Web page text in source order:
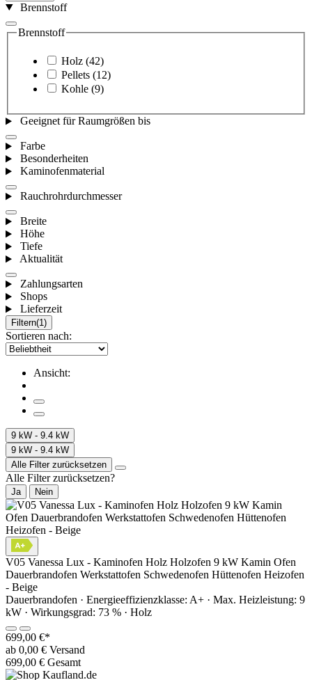
Brennstoff
Brennstoff
Holz (42)
Pellets (12)
Kohle (9)
Geeignet für Raumgrößen bis
Farbe
Besonderheiten
Kaminofenmaterial
Rauchrohrdurchmesser
Breite
Höhe
Tiefe
Aktualität
Zahlungsarten
Shops
Lieferzeit
Filtern(1)
Sortieren nach:
Ansicht:
9 kW - 9.4 kW
9 kW - 9.4 kW
Alle Filter zurücksetzen
Alle Filter zurücksetzen?
Ja Nein
V05 Vanessa Lux - Kaminofen Holz Holzofen 9 kW Kamin Ofen
Dauerbrandofen Werkstattofen Schwedenofen Hüttenofen Heizofen
- Beige
Dauerbrandofen · Energieeffizienzklasse: A+ · Max. Heizleistung: 9
kW · Wirkungsgrad: 73 % · Holz
699,00 €*
ab 0,00 € Versand
699,00 € Gesamt